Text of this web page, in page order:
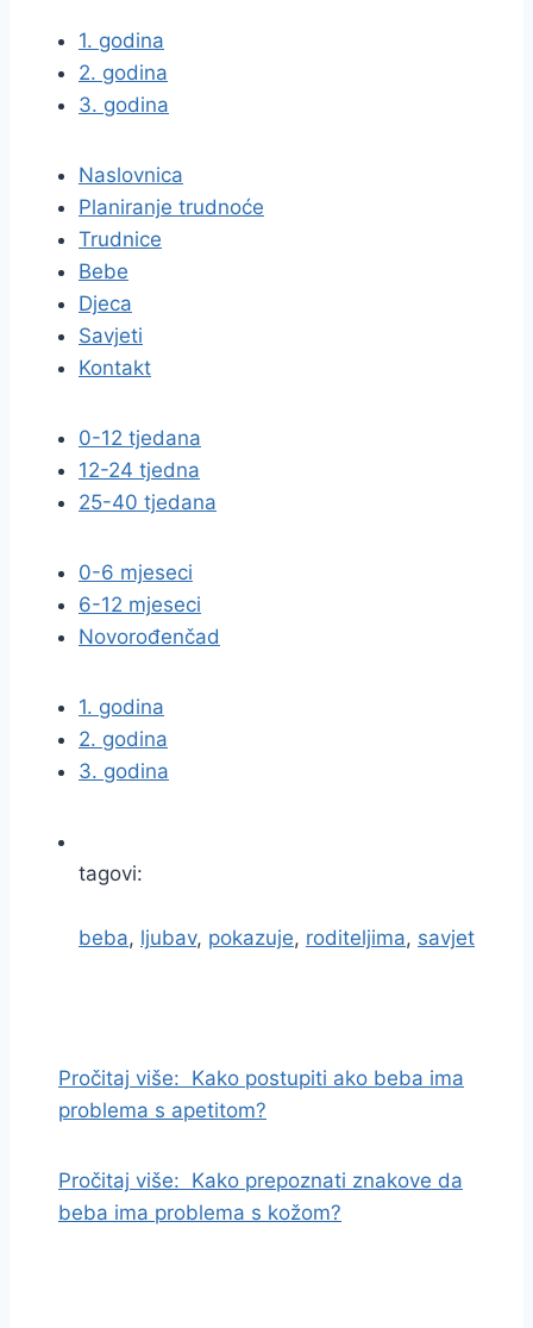
1. godina
2. godina
3. godina
Naslovnica
Planiranje trudnoće
Trudnice
Bebe
Djeca
Savjeti
Kontakt
0-12 tjedana
12-24 tjedna
25-40 tjedana
0-6 mjeseci
6-12 mjeseci
Novorođenčad
1. godina
2. godina
3. godina
tagovi:
beba, ljubav, pokazuje, roditeljima, savjet
Pročitaj više: Kako postupiti ako beba ima
problema s apetitom?
Pročitaj više: Kako prepoznati znakove da
beba ima problema s kožom?